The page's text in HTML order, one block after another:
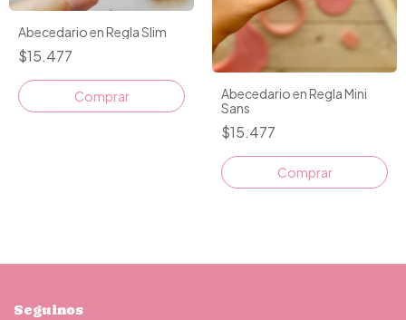
Abecedario en Regla Slim
$15.477
Abecedario en Regla Mini
Sans
$15.477
Seguinos